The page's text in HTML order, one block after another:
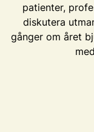
patienter,
diskutera
gånger om året